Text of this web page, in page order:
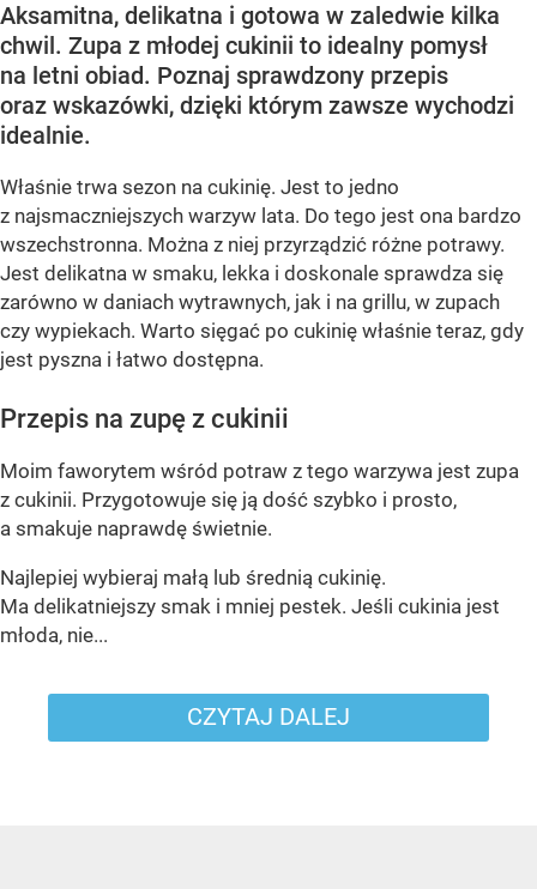
Aksamitna, delikatna i gotowa w zaledwie kilka
chwil. Zupa z młodej cukinii to idealny pomysł
na letni obiad. Poznaj sprawdzony przepis
oraz wskazówki, dzięki którym zawsze wychodzi
idealnie.
Właśnie trwa sezon na cukinię. Jest to jedno
z najsmaczniejszych warzyw lata. Do tego jest ona bardzo
wszechstronna. Można z niej przyrządzić różne potrawy.
Jest delikatna w smaku, lekka i doskonale sprawdza się
zarówno w daniach wytrawnych, jak i na grillu, w zupach
czy wypiekach. Warto sięgać po cukinię właśnie teraz, gdy
jest pyszna i łatwo dostępna.
Przepis na zupę z cukinii
Moim faworytem wśród potraw z tego warzywa jest zupa
z cukinii. Przygotowuje się ją dość szybko i prosto,
a smakuje naprawdę świetnie.
Najlepiej wybieraj małą lub średnią cukinię.
Ma delikatniejszy smak i mniej pestek. Jeśli cukinia jest
młoda, nie...
CZYTAJ DALEJ